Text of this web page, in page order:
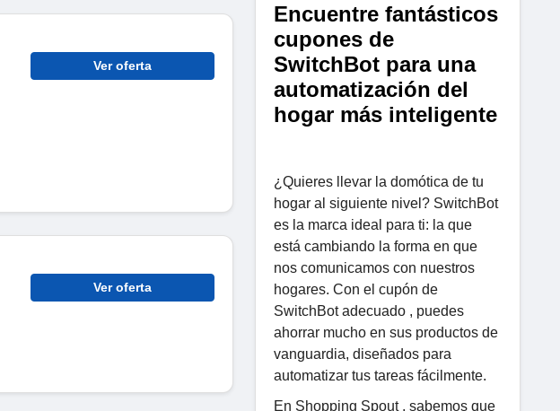
Ver oferta
Ver oferta
Encuentre fantásticos
cupones de
SwitchBot para una
automatización del
hogar más inteligente
¿Quieres llevar la domótica de tu
hogar al siguiente nivel? SwitchBot
es la marca ideal para ti: la que
está cambiando la forma en que
nos comunicamos con nuestros
hogares. Con el cupón de
SwitchBot adecuado , puedes
ahorrar mucho en sus productos de
vanguardia, diseñados para
automatizar tus tareas fácilmente.
En Shopping Spout , sabemos que